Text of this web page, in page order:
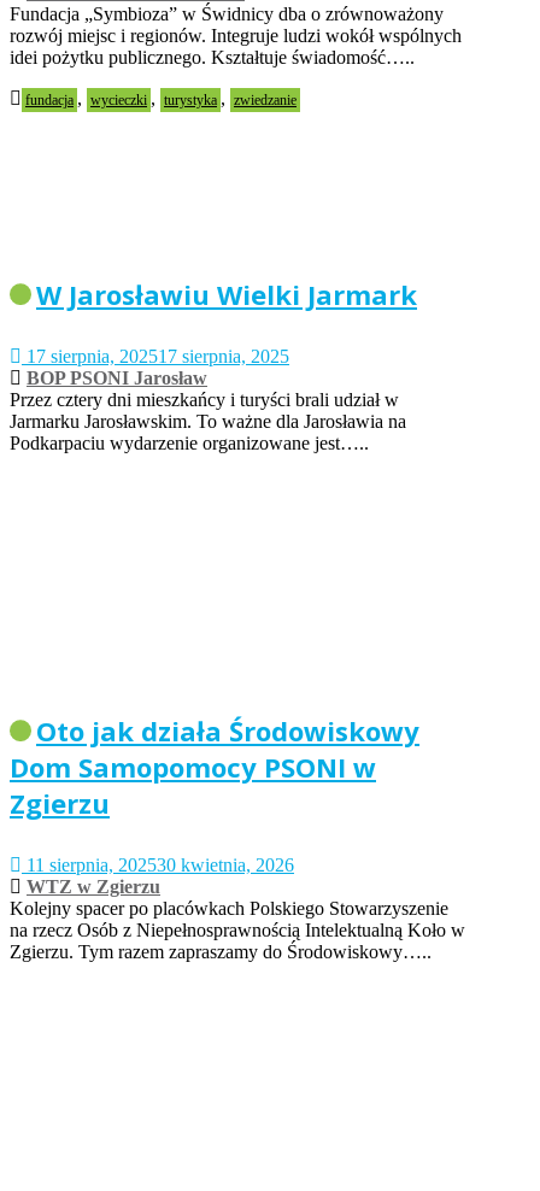
Fundacja „Symbioza” w Świdnicy dba o zrównoważony
rozwój miejsc i regionów. Integruje ludzi wokół wspólnych
idei pożytku publicznego. Kształtuje świadomość…..
fundacja , wycieczki , turystyka , zwiedzanie
W Jarosławiu Wielki Jarmark
17 sierpnia, 202517 sierpnia, 2025
BOP PSONI Jarosław
Przez cztery dni mieszkańcy i turyści brali udział w
Jarmarku Jarosławskim. To ważne dla Jarosławia na
Podkarpaciu wydarzenie organizowane jest…..
Oto jak działa Środowiskowy
Dom Samopomocy PSONI w
Zgierzu
11 sierpnia, 202530 kwietnia, 2026
WTZ w Zgierzu
Kolejny spacer po placówkach Polskiego Stowarzyszenie
na rzecz Osób z Niepełnosprawnością Intelektualną Koło w
Zgierzu. Tym razem zapraszamy do Środowiskowy…..